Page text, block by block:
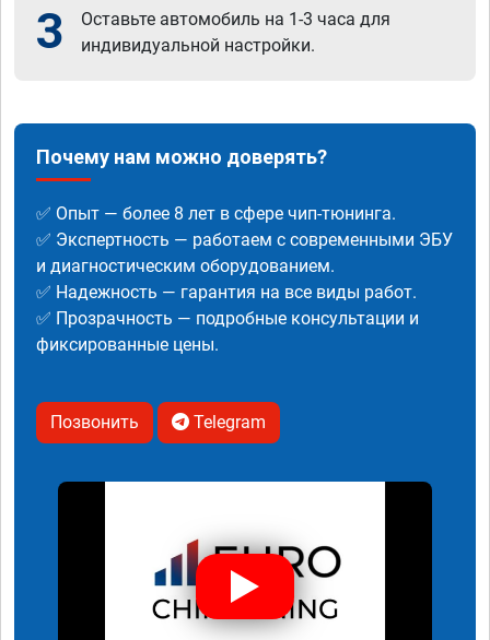
3
Оставьте автомобиль на 1-3 часа для
индивидуальной настройки.
Почему нам можно доверять?
✅ Опыт — более 8 лет в сфере чип-тюнинга.
✅ Экспертность — работаем с современными ЭБУ
и диагностическим оборудованием.
✅ Надежность — гарантия на все виды работ.
✅ Прозрачность — подробные консультации и
фиксированные цены.
Позвонить Telegram